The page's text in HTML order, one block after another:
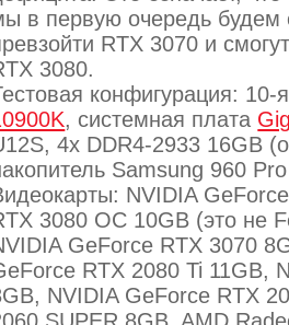
в первую очередь будем
RTX 3070 и
3080.
конфигурация:
, системная плата
4x DDR4-2933 16GB
Samsung 960
NVIDIA
3080 OC 10GB (это не
GeForce RTX 3070
RTX 2080 Ti 11GB,
NVIDIA GeForce RTX